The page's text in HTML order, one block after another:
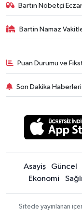
Bartın Nöbetçi
Bartin Namaz
Puan Durumu ve
Son Dakika Haberleri
Asayiş Güncel
Ekonomi
Sitede yayınlanan